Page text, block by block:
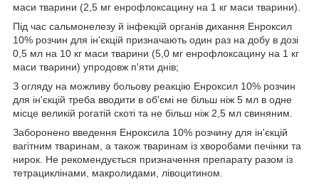
маси тварини (2,5 мг енрофлоксацину на 1 кг маси тварини).
Під час сальмонелезу й інфекцій органів дихання Енроксил
10% розчин для ін'єкцій призначають один раз на добу в дозі
0,5 мл на 10 кг маси тварини (5,0 мг енрофлоксацину на 1 кг
маси тварини) упродовж п'яти днів;
З огляду на можливу больову реакцію Енроксил 10% розчин
для ін'єкцій треба вводити в об'ємі не більш ніж 5 мл в одне
місце великій рогатій скоті та не більш ніж 2,5 мл свиняним.
Заборонено введення Енроксила 10% розчину для ін'єкцій
вагітним тваринам, а також тваринам із хворобами печінки та
нирок. Не рекомендується призначення препарату разом із
тетрациклінами, макролидами, лівоцитином.